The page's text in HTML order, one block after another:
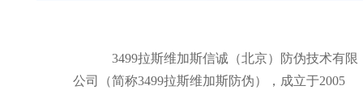
3499拉斯维加斯信诚（北京）防伪技术有限
公司（简称3499拉斯维加斯防伪），成立于2005